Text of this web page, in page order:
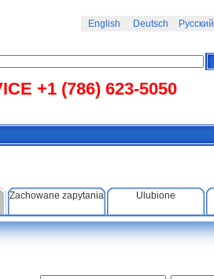
English Deutsch Русский
+1 (786) 623-5050
Zachowane zapytania Ulubione